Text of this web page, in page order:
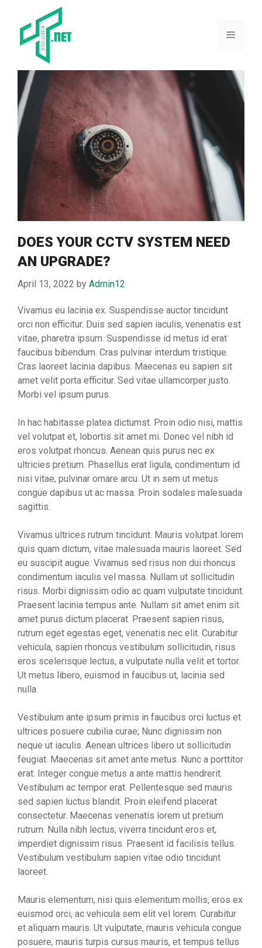
content
Menu
DOES YOUR CCTV SYSTEM NEED
AN UPGRADE?
April 13, 2022 by Admin12
Vivamus eu lacinia ex. Suspendisse auctor tincidunt
orci non efficitur. Duis sed sapien iaculis, venenatis est
vitae, pharetra ipsum. Suspendisse id metus id erat
faucibus bibendum. Cras pulvinar interdum tristique.
Cras laoreet lacinia dapibus. Maecenas eu sapien sit
amet velit porta efficitur. Sed vitae ullamcorper justo.
Morbi vel ipsum purus.
In hac habitasse platea dictumst. Proin odio nisi, mattis
vel volutpat et, lobortis sit amet mi. Donec vel nibh id
eros volutpat rhoncus. Aenean quis purus nec ex
ultricies pretium. Phasellus erat ligula, condimentum id
nisi vitae, pulvinar ornare arcu. Ut in sem ut metus
congue dapibus ut ac massa. Proin sodales malesuada
sagittis.
Vivamus ultrices rutrum tincidunt. Mauris volutpat lorem
quis quam dictum, vitae malesuada mauris laoreet. Sed
eu suscipit augue. Vivamus sed risus non dui rhoncus
condimentum iaculis vel massa. Nullam ut sollicitudin
risus. Morbi dignissim odio ac quam vulputate tincidunt.
Praesent lacinia tempus ante. Nullam sit amet enim sit
amet purus dictum placerat. Praesent sapien risus,
rutrum eget egestas eget, venenatis nec elit. Curabitur
vehicula, sapien rhoncus vestibulum sollicitudin, risus
eros scelerisque lectus, a vulputate nulla velit et tortor.
Ut metus libero, euismod in faucibus ut, lacinia sed
nulla.
Vestibulum ante ipsum primis in faucibus orci luctus et
ultrices posuere cubilia curae; Nunc dignissim non
neque ut iaculis. Aenean ultrices libero ut sollicitudin
feugiat. Maecenas sit amet ante metus. Nunc a porttitor
erat. Integer congue metus a ante mattis hendrerit.
Vestibulum ac tempor erat. Pellentesque sed mauris
sed sapien luctus blandit. Proin eleifend placerat
consectetur. Maecenas venenatis lorem ut pretium
rutrum. Nulla nibh lectus, viverra tincidunt eros et,
imperdiet dignissim risus. Praesent id facilisis tellus.
Vestibulum vestibulum sapien vitae odio tincidunt
laoreet.
Mauris elementum, nisi quis elementum mollis, eros ex
euismod orci, ac vehicula sem elit vel lorem. Curabitur
et aliquam mauris. Ut vulputate, mauris vehicula congue
posuere, mauris turpis cursus mauris, et tempus tellus